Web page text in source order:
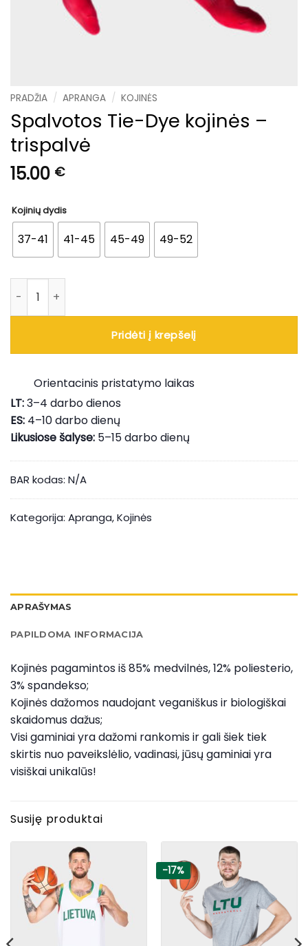
PRADŽIA / APRANGA / KOJINĖS
Spalvotos Tie-Dye kojinės –
trispalvė
15.00 €
Kojinių dydis
37-41 41-45 45-49 49-52
Pridėti į krepšelį
Orientacinis pristatymo laikas
LT:3–4 darbo dienos
ES: 4–10 darbo dienų
Likusiose šalyse: 5–15 darbo dienų
BAR kodas: N/A
Kategorija: Apranga,Kojinės
APRAŠYMAS
PAPILDOMA INFORMACIJA
Kojinės pagamintos iš 85% medvilnės, 12% poliesterio,
3% spandekso;
Kojinės dažomos naudojant veganiškus ir biologiškai
skaidomus dažus;
Visi gaminiai yra dažomi rankomis ir gali šiek tiek
skirtis nuo paveikslėlio, vadinasi, jūsų gaminiai yra
visiškai unikalūs!
Susiję produktai
-17%